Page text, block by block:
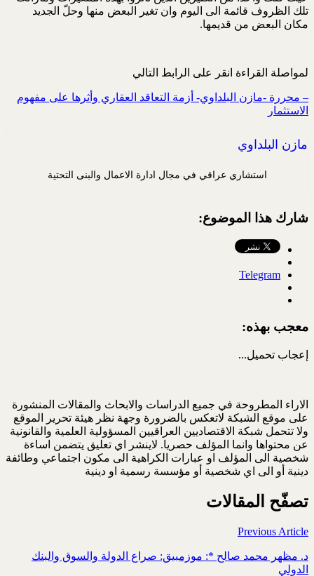
تلك الظروف قائمة الى اليوم وان تغير البعض منها وحلّ الجديد
مكان البعض من قديمها.
لمواصلة القراءة انقر على الرابط التالي
– محررة -مازن البلداوي- أزمة التعاقد العقاري وأثرها على مفهوم
الاستثمار
مازن البلداوي
استشاري عراقي في مجال ادارة الاعمال والبنى التحتية
شارك هذا الموضوع:
Telegram
معجب بهذه:
إعجاب تحميل...
الاراء المطروحة في جميع الدراسات والابحاث والمقالات المنشورة
على موقع الشبكة لاتعكس بالضرورة وجهة نظر هيئة تحرير الموقع
ولا تتحمل شبكة الاقتصاديين العراقيين المسؤولية العلمية والقانونية
عن محتواها وانما المؤلف حصريا. لاينشر اي تعليق يتضمن اساءة
شخصية الى المؤلف او عبارات الكراهية الى مكون اجتماعي وطائفة
دينية أو الى اي شخصية أو مؤسسة رسمية او دينية
تصفّح المقالات
Previous Article
د. مظهر محمد صالح *: موزمبيق: صراع الدولة والسوق والبنك
الدولي